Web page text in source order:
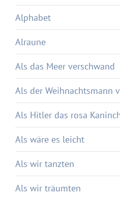
Alphabet
Alraune
Als das Meer verschwand
Als der Weihnachtsmann
Als Hitler das rosa
Als wäre es leicht
Als wir tanzten
Als wir träumten